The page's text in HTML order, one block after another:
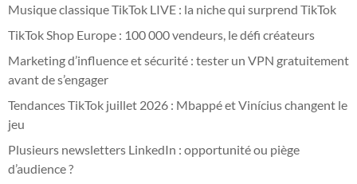
Musique classique TikTok LIVE : la niche qui surprend TikTok
TikTok Shop Europe : 100 000 vendeurs, le défi créateurs
Marketing d’influence et sécurité : tester un VPN gratuitement
avant de s’engager
Tendances TikTok juillet 2026 : Mbappé et Vinícius changent le
jeu
Plusieurs newsletters LinkedIn : opportunité ou piège
d’audience ?